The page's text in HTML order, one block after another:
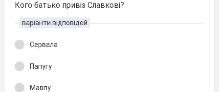
Кого батько привіз Славкові?
варіанти відповідей
Сервала
Папугу
Мавпу